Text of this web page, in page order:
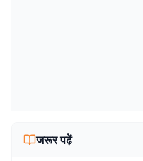
जरूर पढ़ें